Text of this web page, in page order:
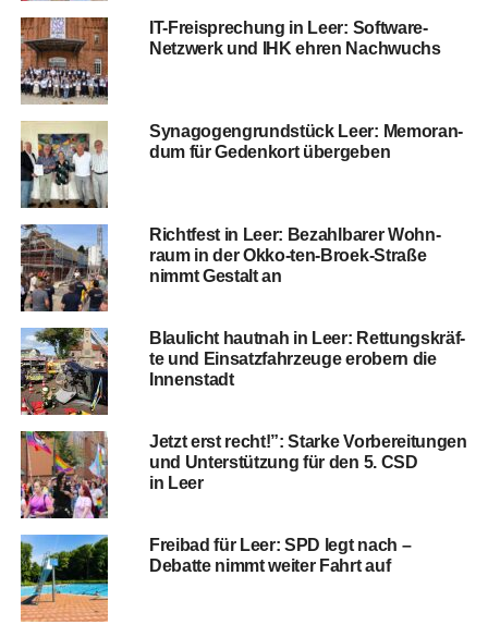
IT-Frei­spre­chung in Leer: Soft­ware-
Netz­werk und IHK ehren Nachwuchs
Syn­ago­gen­grund­stück Leer: Memo­ran­
dum für Gedenk­ort übergeben
Richt­fest in Leer: Bezahl­ba­rer Wohn­
raum in der Okko-ten-Broek-Stra­ße
nimmt Gestalt an
Blau­licht haut­nah in Leer: Ret­tungs­kräf­
te und Ein­satz­fahr­zeu­ge erobern die
Innenstadt
Jetzt erst recht!”: Star­ke Vor­be­rei­tun­gen
und Unter­stüt­zung für den 5. CSD
in Leer
Frei­bad für Leer: SPD legt nach –
Debat­te nimmt wei­ter Fahrt auf